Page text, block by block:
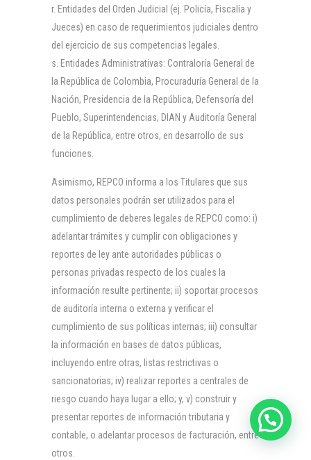
Entidades del Orden Judicial (ej. Policía, Fiscalía y
Jueces) en caso de requerimientos judiciales dentro
del ejercicio de sus competencias legales.
Entidades Administrativas: Contraloría General de
la República de Colombia, Procuraduría General de la
Nación, Presidencia de la República, Defensoría del
Pueblo, Superintendencias, DIAN y Auditoría General
de la República, entre otros, en desarrollo de sus
funciones.
Asimismo, REPCO informa a los Titulares que sus
datos personales podrán ser utilizados para el
cumplimiento de deberes legales de REPCO como: i)
adelantar trámites y cumplir con obligaciones y
reportes de ley ante autoridades públicas o
personas privadas respecto de los cuales la
información resulte pertinente; ii) soportar procesos
de auditoría interna o externa y verificar el
cumplimiento de sus políticas internas; iii) consultar
la información en bases de datos públicas,
incluyendo entre otras, listas restrictivas o
sancionatorias; iv) realizar reportes a centrales de
riesgo cuando haya lugar a ello; y, v) construir y
presentar reportes de información tributaria y
contable, o adelantar procesos de facturación, entre
otros.